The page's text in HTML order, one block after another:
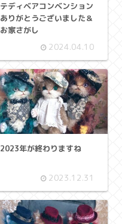
テディベアコンベンション
ありがとうございました＆
お家さがし
2024.04.10
2023年が終わりますね
2023.12.31